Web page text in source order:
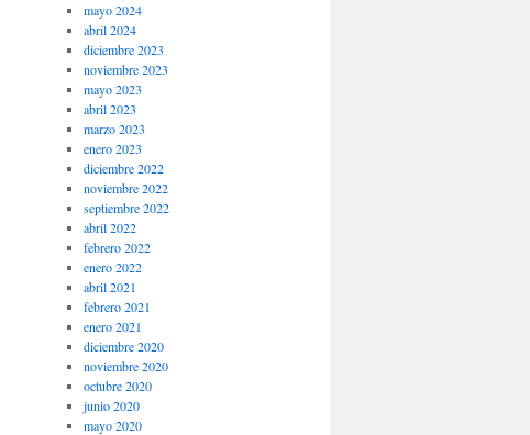
mayo 2024
abril 2024
diciembre 2023
noviembre 2023
mayo 2023
abril 2023
marzo 2023
enero 2023
diciembre 2022
noviembre 2022
septiembre 2022
abril 2022
febrero 2022
enero 2022
abril 2021
febrero 2021
enero 2021
diciembre 2020
noviembre 2020
octubre 2020
junio 2020
mayo 2020